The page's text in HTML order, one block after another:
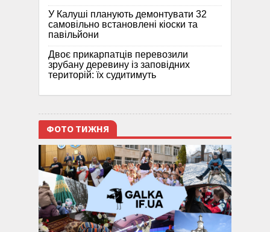
У Калуші планують демонтувати 32
самовільно встановлені кіоски та
павільйони
Двоє прикарпатців перевозили
зрубану деревину із заповідних
територій: їх судитимуть
ФОТО ТИЖНЯ